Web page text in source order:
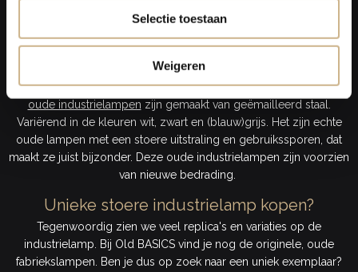
Selectie toestaan
Weigeren
aandacht naar zich toe!
Oude fabriekslampen
Bij Old BASICS vind je een ruime keuze aan unieke oude
fabriekslampen, zowel grote als kleine lampen. Deze sfeervolle
oude industrielampen zijn gemaakt van geëmailleerd staal.
Variërend in de kleuren wit, zwart en (blauw)grijs. Het zijn echte
oude lampen met een stoere uitstraling en gebruikssporen, dat
maakt ze juist bijzonder. Deze oude industrielampen zijn voorzien
van nieuwe bedrading.
Unieke stoere industrielamp kopen?
Tegenwoordig zien we veel replica's en variaties op de
industrielamp. Bij Old BASICS vind je nog de originele, oude
fabriekslampen. Ben je dus op zoek naar een uniek exemplaar?